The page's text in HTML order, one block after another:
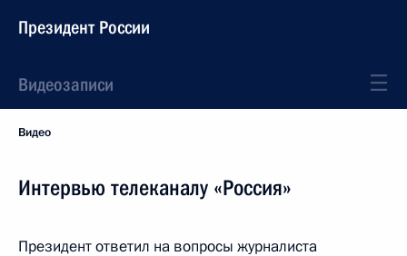
Президент России
Видеозаписи
Видео
Интервью телеканалу «Россия»
Президент ответил на вопросы журналиста